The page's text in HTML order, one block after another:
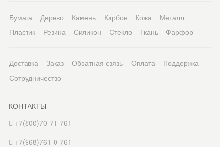
Бумага Дерево Камень Карбон Кожа
Металл
Пластик
Резина Силикон Стекло Ткань Фарфор
Доставка Заказ Обратная связь Оплата
Поддержка
Сотрудничество
КОНТАКТЫ
+7(800)70-71-761
+7(968)761-0-761